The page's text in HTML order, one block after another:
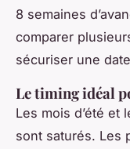
8 semaines
comparer
sécuriser une
Le timing idéal
Les mois d’été et
sont saturés. Les